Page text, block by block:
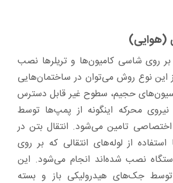
روی شاسی کامیون‌ها و تریلر‌ها نصب
این نوع روش می‌توان در ساختمان‌هایی
حجیم، سطوح غیر قابل دسترس
محرکه اینگونه از پمپ‌ها توسط
اختصاصی تامین می‌شود. انتقال بتن در
از لوله‌های انتقالی که بر روی
نصب شده‌اند انجام می‌شود. این
توسط جک‌های هیدرولیکی باز و بسته